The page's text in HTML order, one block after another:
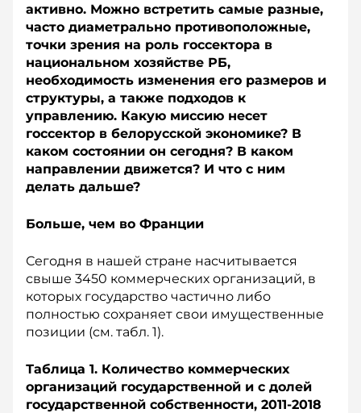
активно. Можно встретить самые разные,
часто диаметрально противоположные,
точки зрения на роль госсектора в
национальном хозяйстве РБ,
необходимость изменения его размеров и
структуры, а также подходов к
управлению. Какую миссию несет
госсектор в белорусской экономике? В
каком состоянии он сегодня? В каком
направлении движется? И что с ним
делать дальше?
Больше, чем во Франции
Сегодня в нашей стране насчитывается
свыше 3450 коммерческих организаций, в
которых государство частично либо
полностью сохраняет свои имущественные
позиции (см. табл. 1).
Таблица 1. Количество коммерческих
организаций государственной и с долей
государственной собственности, 2011-2018